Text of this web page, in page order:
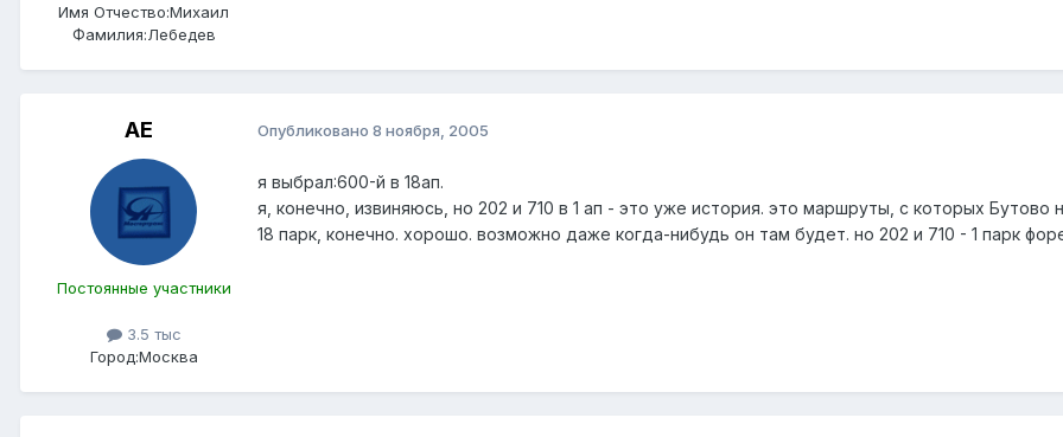
Имя Отчество:Михаил
Фамилия:Лебедев
АЕ
Постоянные участники
3.5 тыс
Город:Москва
Опубликовано 8 ноября, 2005
я выбрал:600-й в 18ап.
я, конечно, извиняюсь, но 202 и 710 в 1 ап - это уже история. это маршруты, с которых Бутово
18 парк, конечно. хорошо. возможно даже когда-нибудь он там будет. но 202 и 710 - 1 парк